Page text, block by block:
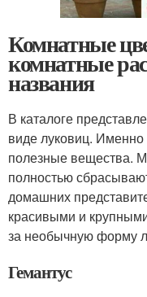
Комнатные
комнатные
названия
В каталоге
виде луковиц.
полезные вещества.
полностью
домашних
красивыми и
за необычную форму
Гемантус